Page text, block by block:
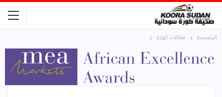
الرئيسية مقالات كورة